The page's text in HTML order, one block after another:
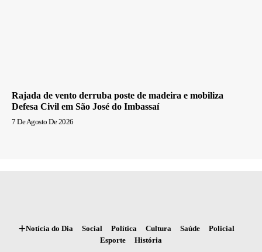
Rajada de vento derruba poste de madeira e mobiliza
Defesa Civil em São José do Imbassaí
7 De Agosto De 2026
Notícia do Dia Social Política Cultura Saúde
Policial
Esporte
História